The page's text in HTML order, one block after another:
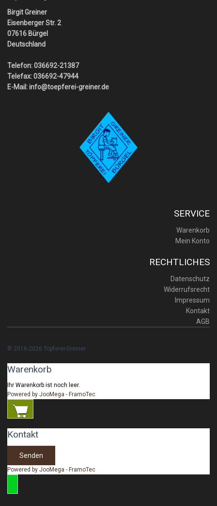
Birgit Greiner
Eisenberger Str. 2
07616 Bürgel
Deutschland
Telefon: 036692-21387
Telefax: 036692-47944
E-Mail:info@toepferei-greiner.de
SERVICE
Warenkorb
Mein Konto
RECHTLICHES
Datenschutz
Widerrufsrecht
Impressum
Kontakt
AGB
© 2016-2026 Töpferei-Greiner
Warenkorb
Ihr Warenkorb ist noch leer.
Powered by JooMega - FramoTec
Kontakt
Senden
Powered by JooMega - FramoTec